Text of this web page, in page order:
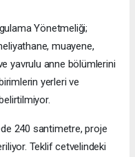
Yönetmeliği;
muayene,
yavrulu anne bölümlerini
yerleri ve
240 santimetre, proje
Teklif cetvelindeki